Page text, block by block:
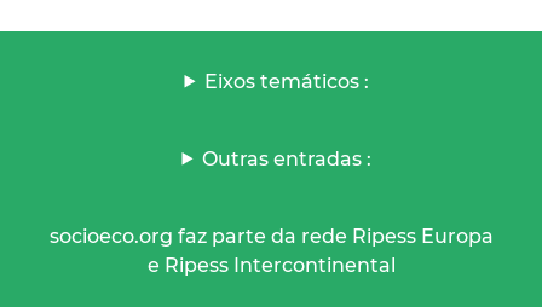
Eixos temáticos :
Outras entradas :
socioeco.org faz parte da rede Ripess Europa
e Ripess Intercontinental